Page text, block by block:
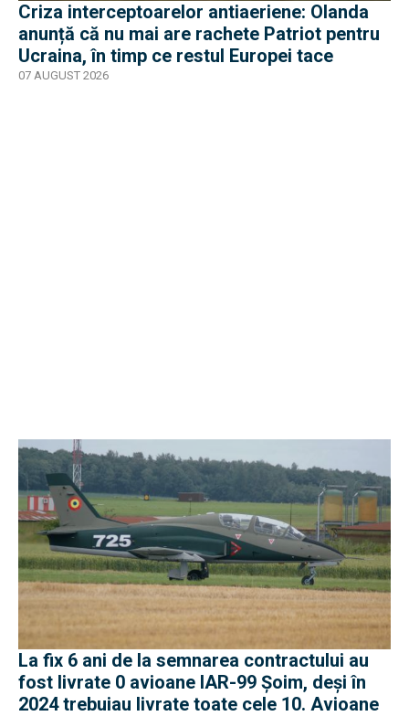
Criza interceptoarelor antiaeriene: Olanda
anunță că nu mai are rachete Patriot pentru
Ucraina, în timp ce restul Europei tace
07 AUGUST 2026
La fix 6 ani de la semnarea contractului au
fost livrate 0 avioane IAR-99 Șoim, deși în
2024 trebuiau livrate toate cele 10. Avioane